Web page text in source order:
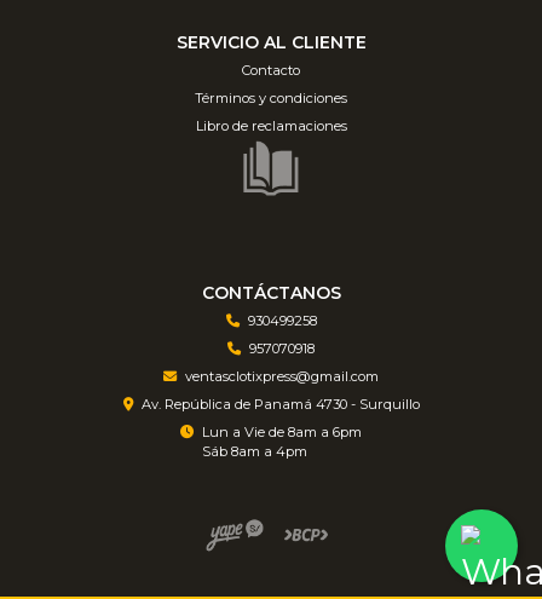
SERVICIO AL CLIENTE
Contacto
Términos y condiciones
Libro de reclamaciones
CONTÁCTANOS
930499258
957070918
ventasclotixpress@gmail.com
Av. República de Panamá 4730 - Surquillo
Lun a Vie de 8am a 6pm
Sáb 8am a 4pm